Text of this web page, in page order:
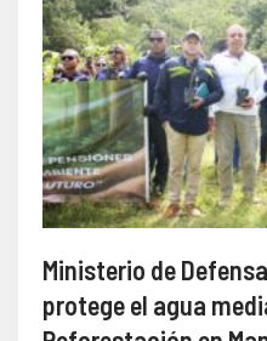
Ministerio de
protege el agua